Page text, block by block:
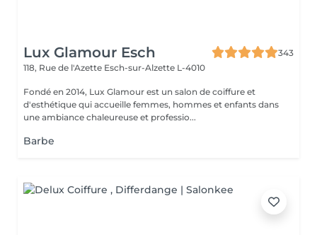
Lux Glamour Esch
343
118, Rue de l'Azette Esch-sur-Alzette L-4010
Fondé en 2014, Lux Glamour est un salon de coiffure et
d'esthétique qui accueille femmes, hommes et enfants dans
une ambiance chaleureuse et professio...
Barbe